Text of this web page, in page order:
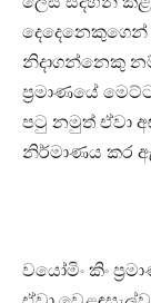
දෙදෙනෙකුගෙන්
නිදාගන්නෙකු
ප්‍රමාණයේ
පටු නමුත් ඒවා
නිර්මාණය කර
වයෝමිං කිං